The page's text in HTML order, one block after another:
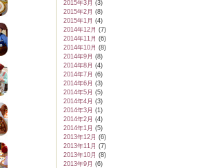
2015年3月 (3)
2015年2月 (8)
2015年1月 (4)
2014年12月 (7)
2014年11月 (6)
2014年10月 (8)
2014年9月 (8)
2014年8月 (4)
2014年7月 (6)
2014年6月 (3)
2014年5月 (5)
2014年4月 (3)
2014年3月 (1)
2014年2月 (4)
2014年1月 (5)
2013年12月 (6)
2013年11月 (7)
2013年10月 (8)
2013年9月 (6)